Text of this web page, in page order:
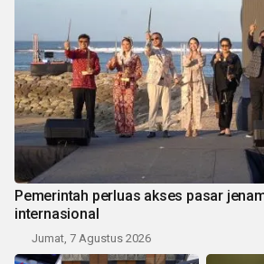
Pemerintah perluas akses pasar
internasional
Jumat, 7 Agustus 2026